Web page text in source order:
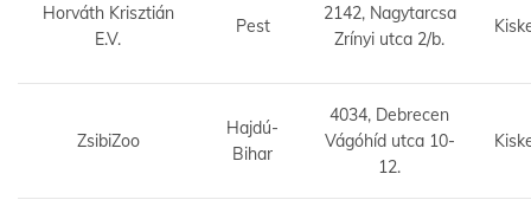
Horváth Krisztián
E.V.
Pest
2142, Nagytarcsa
Zrínyi utca 2/b.
ZsibiZoo
Hajdú-
Bihar
4034, Debrecen
Vágóhíd utca 10-
12.